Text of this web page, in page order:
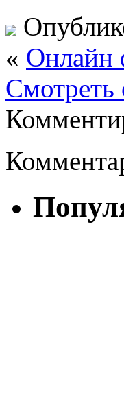
« Онлайн
Смотреть